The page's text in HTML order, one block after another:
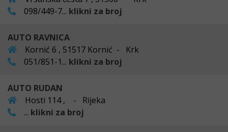
098/449-7... klikni za broj
AUTO RAVNICA
Kornić 6 , 51517 Kornić - Krk
051/851-1... klikni za broj
AUTO RUDAN
Hosti 114 , - Rijeka
... klikni za broj